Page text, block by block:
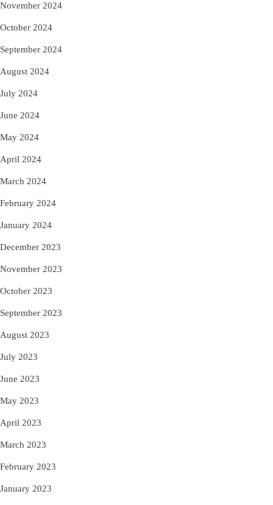
November 2024
October 2024
September 2024
August 2024
July 2024
June 2024
May 2024
April 2024
March 2024
February 2024
January 2024
December 2023
November 2023
October 2023
September 2023
August 2023
July 2023
June 2023
May 2023
April 2023
March 2023
February 2023
January 2023